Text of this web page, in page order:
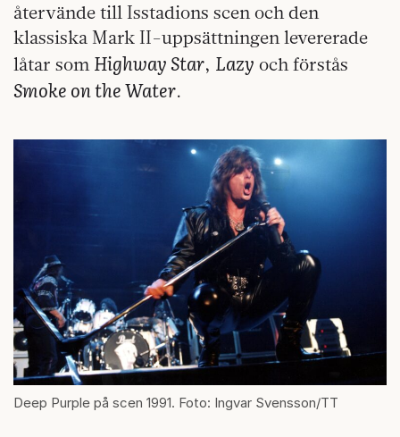
återvände till Isstadions scen och den
klassiska Mark II-uppsättningen levererade
låtar som Highway Star, Lazy och förstås
Smoke on the Water.
Deep Purple på scen 1991. Foto: Ingvar Svensson/TT